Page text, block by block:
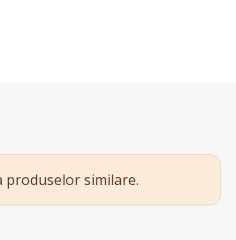
produselor similare.